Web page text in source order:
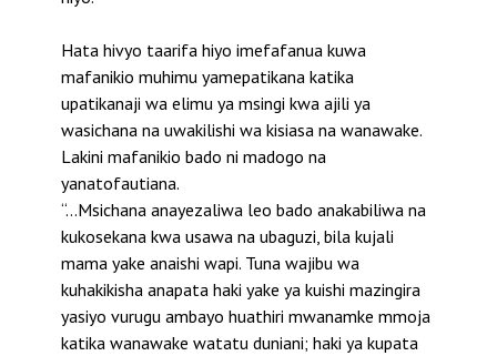
Hata hivyo taarifa hiyo imefafanua kuwa
mafanikio muhimu yamepatikana katika
upatikanaji wa elimu ya msingi kwa ajili ya
wasichana na uwakilishi wa kisiasa na wanawake.
Lakini mafanikio bado ni madogo na
yanatofautiana.
“…Msichana anayezaliwa leo bado anakabiliwa na
kukosekana kwa usawa na ubaguzi, bila kujali
mama yake anaishi wapi. Tuna wajibu wa
kuhakikisha anapata haki yake ya kuishi mazingira
yasiyo vurugu ambayo huathiri mwanamke mmoja
katika wanawake watatu duniani; haki ya kupata